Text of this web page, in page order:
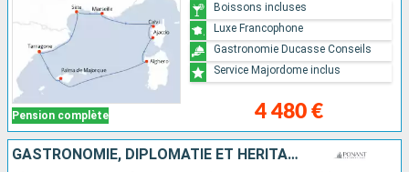
Pension complète 4 480 €
Boissons incluses
Luxe Francophone
Gastronomie Ducasse Conseils
Service Majordome inclus
GASTRONOMIE, DIPLOMATIE ET HÉRITAGES SICILIENS